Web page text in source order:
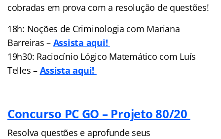
cobradas em prova com a resolução de questões!
18h: Noções de Criminologia com Mariana
Barreiras – Assista aqui!
19h30: Raciocínio Lógico Matemático com Luís
Telles – Assista aqui!
Concurso PC GO – Projeto 80/20
Resolva questões e aprofunde seus